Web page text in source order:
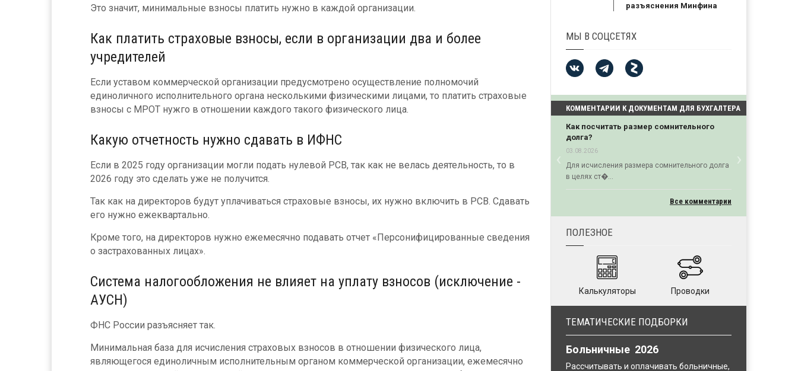
Это значит, минимальные взносы платить нужно в каждой организации.
Как платить страховые взносы, если в организации два и более
учредителей
Если уставом коммерческой организации предусмотрено осуществление полномочий
единоличного исполнительного органа несколькими физическими лицами, то платить страховые
взносы с МРОТ нужго в отношении каждого такого физического лица.
Какую отчетность нужно сдавать в ИФНС
Если в 2025 году организации могли подать нулевой РСВ, так как не велась деятельность, то в
2026 году это сделать уже не получится.
Так как на директоров будут уплачиваться страховые взносы, их нужно включить в РСВ. Сдавать
его нужно ежеквартально.
Кроме того, на директоров нужно ежемесячно подавать отчет «Персонифицированные сведения
о застрахованных лицах».
Система налогообложения не влияет на уплату взносов (исключение -
АУСН)
ФНС России разъясняет так.
Минимальная база для исчисления страховых взносов в отношении физического лица,
являющегося единоличным исполнительным органом коммерческой организации, ежемесячно
разъяснения Минфина
МЫ В СОЦСЕТЯХ
КОММЕНТАРИИ К ДОКУМЕНТАМ ДЛЯ БУХГАЛТЕРА
Как посчитать размер сомнительного
долга?
03.08.2026
Для исчисления размера сомнительного долга
в целях ст�...
‹Previous ›Next
Все комментарии
ПОЛЕЗНОЕ
Калькуляторы Проводки
ТЕМАТИЧЕСКИЕ ПОДБОРКИ
Больничные 2026
Рассчитывать и оплачивать больничные,